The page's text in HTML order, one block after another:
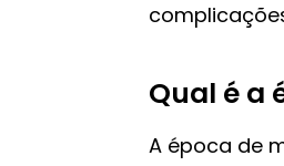
Qual é a
A época de